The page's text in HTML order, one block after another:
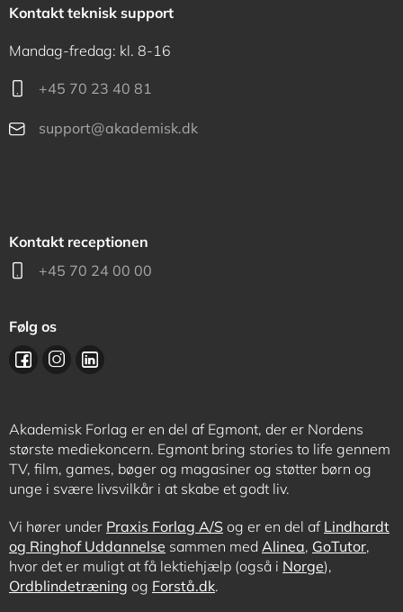
Kontakt teknisk support
Mandag-fredag: kl. 8-16
+45 70 23 40 81
support@akademisk.dk
Kontakt receptionen
+45 70 24 00 00
Følg os
Akademisk Forlag er en del af Egmont, der er Nordens
største mediekoncern. Egmont bring stories to life gennem
TV, film, games, bøger og magasiner og støtter børn og
unge i svære livsvilkår i at skabe et godt liv.
Vi hører under Praxis Forlag A/S og er en del af Lindhardt
og Ringhof Uddannelse sammen med Alinea, GoTutor,
hvor det er muligt at få lektiehjælp (også i Norge),
Ordblindetræning og Forstå.dk.